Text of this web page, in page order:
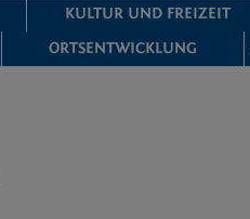
KULTUR UND FREIZEIT
ORTSENTWICKLUNG